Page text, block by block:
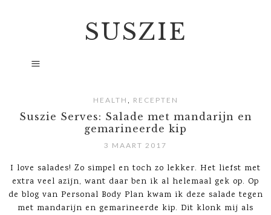
SUSZIE
HEALTH , RECEPTEN
Suszie Serves: Salade met mandarijn en
gemarineerde kip
3 MAART 2017
I love salades! Zo simpel en toch zo lekker. Het liefst met
extra veel azijn, want daar ben ik al helemaal gek op. Op
de blog van Personal Body Plan kwam ik deze salade tegen
met mandarijn en gemarineerde kip. Dit klonk mij als